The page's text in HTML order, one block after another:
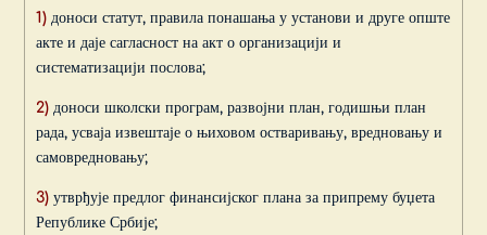
1) доноси статут, правила понашања у установи и друге опште
акте и даје сагласност на акт о организацији и
систематизацији послова;
2) доноси школски програм, развојни план, годишњи план
рада, усваја извештаје о њиховом остваривању, вредновању и
самовредновању;
3) утврђује предлог финансијског плана за припрему буџета
Републике Србије;